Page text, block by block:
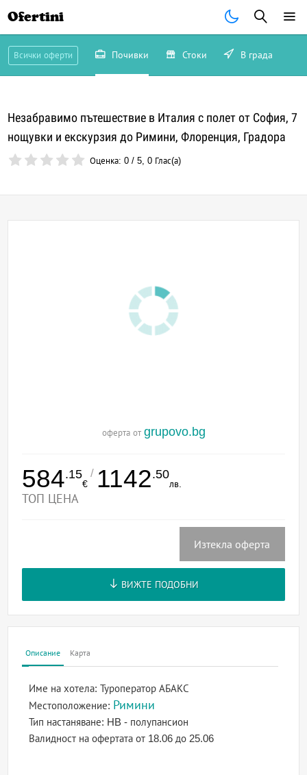
Ofertini
Всички оферти Почивки Стоки В града
Незабравимо пътешествие в Италия с полет от София, 7
нощувки и екскурзия до Римини, Флоренция, Градора
Оценка:0 /5,0 Глас(а)
оферта от grupovo.bg
584.15
€
/ 1142.50
лв.
ТОП ЦЕНА
Изтекла оферта
ВИЖТЕ ПОДОБНИ
Описание Карта
Име на хотела:Туроператор АБАКС
Местоположение: Римини
Тип настаняване: HB - полупансион
Валидност на офертатаот 18.06 до 25.06